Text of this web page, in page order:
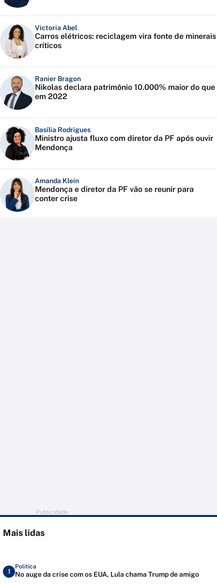
Victoria Abel
Carros elétricos: reciclagem vira fonte de minerais
críticos
Ranier Bragon
Nikolas declara patrimônio 10.000% maior do que
em 2022
Basília Rodrigues
Ministro ajusta fluxo com diretor da PF após ouvir
Mendonça
Amanda Klein
Mendonça e diretor da PF vão se reunir para
conter crise
Publicidade
Mais lidas
1
Política
No auge da crise com os EUA, Lula chama Trump de amigo